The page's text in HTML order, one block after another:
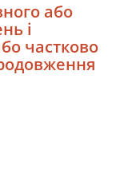
або
і
частково